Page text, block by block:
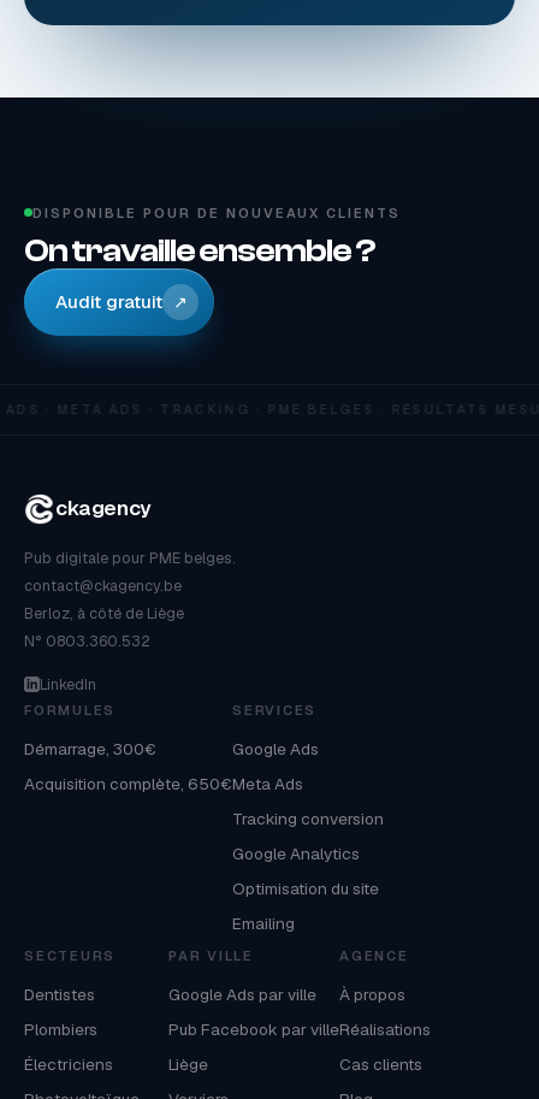
DISPONIBLE POUR DE NOUVEAUX CLIENTS
On travaille ensemble ?
Audit gratuit ↗
· META ADS · TRACKING · PME BELGES · RÉSULTATS
ckagency
Pub digitale pour PME belges.
contact@ckagency.be
Berloz, à côté de Liège
N° 0803.360.532
LinkedIn
FORMULES
Démarrage, 300€
Acquisition complète, 650€
SERVICES
Google Ads
Meta Ads
Tracking conversion
Google Analytics
Optimisation du site
Emailing
SECTEURS
Dentistes
Plombiers
Électriciens
PAR VILLE
Google Ads par ville
Pub Facebook par ville
Liège
AGENCE
À propos
Réalisations
Cas clients